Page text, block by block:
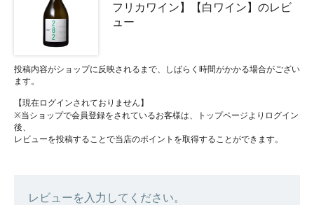
フリカワイン】【白ワイン】のレビ
ュー
投稿内容がショップに反映されるまで、しばらく時間がかかる場合がござい
ます。
【現在ログインされておりません】
※当ショップで会員登録をされているお客様は、トップページよりログイン
後、
レビューを投稿することで当店のポイントを取得することができます。
レビューを入力してください。